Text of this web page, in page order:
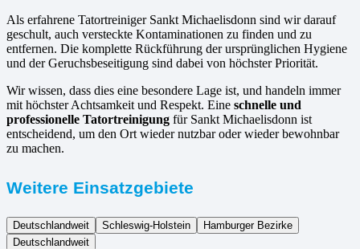
Als erfahrene Tatortreiniger Sankt Michaelisdonn sind wir darauf
geschult, auch versteckte Kontaminationen zu finden und zu
entfernen. Die komplette Rückführung der ursprünglichen Hygiene
und der Geruchsbeseitigung sind dabei von höchster Priorität.
Wir wissen, dass dies eine besondere Lage ist, und handeln immer
mit höchster Achtsamkeit und Respekt. Eine schnelle und
professionelle Tatortreinigung für Sankt Michaelisdonn ist
entscheidend, um den Ort wieder nutzbar oder wieder bewohnbar
zu machen.
Weitere Einsatzgebiete
Deutschlandweit Schleswig-Holstein
Hamburger Bezirke
Deutschlandweit